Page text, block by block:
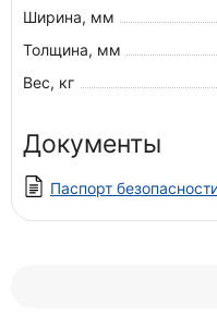
Ширина, мм
Толщина, мм
Вес, кг
Документы
Паспорт